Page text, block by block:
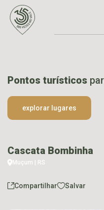
Pontos turísticos
explorar lugares
Cascata Bombinha
Muçum | RS
Compartilhar Salvar